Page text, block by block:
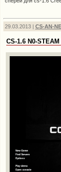
29.03.2013 | CS-AN-
CS-1.6 N0-